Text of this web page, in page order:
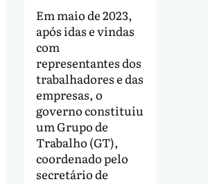
Em maio de 2023,
após idas e vindas
com
representantes dos
trabalhadores e das
empresas, o
governo constituiu
um Grupo de
Trabalho (GT),
coordenado pelo
secretário de